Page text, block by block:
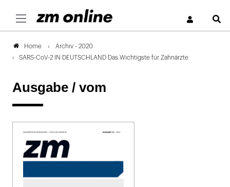
Home
Archiv - 2020
SARS-CoV-2 IN DEUTSCHLAND Das Wichtigste für Zahnärzte
Ausgabe / vom